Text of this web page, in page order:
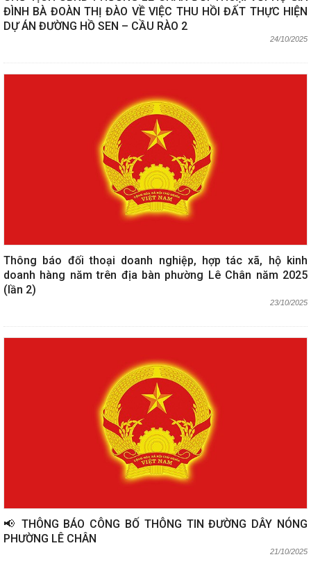
ĐÌNH BÀ ĐOÀN THỊ ĐÀO VỀ VIỆC THU HỒI ĐẤT THỰC HIỆN
DỰ ÁN ĐƯỜNG HỒ SEN – CẦU RÀO 2
24/10/2025
Thông báo đối thoại doanh nghiệp, hợp tác xã, hộ kinh
doanh hàng năm trên địa bàn phường Lê Chân năm 2025
(lần 2)
23/10/2025
📢 THÔNG BÁO CÔNG BỐ THÔNG TIN ĐƯỜNG DÂY NÓNG
PHƯỜNG LÊ CHÂN
21/10/2025